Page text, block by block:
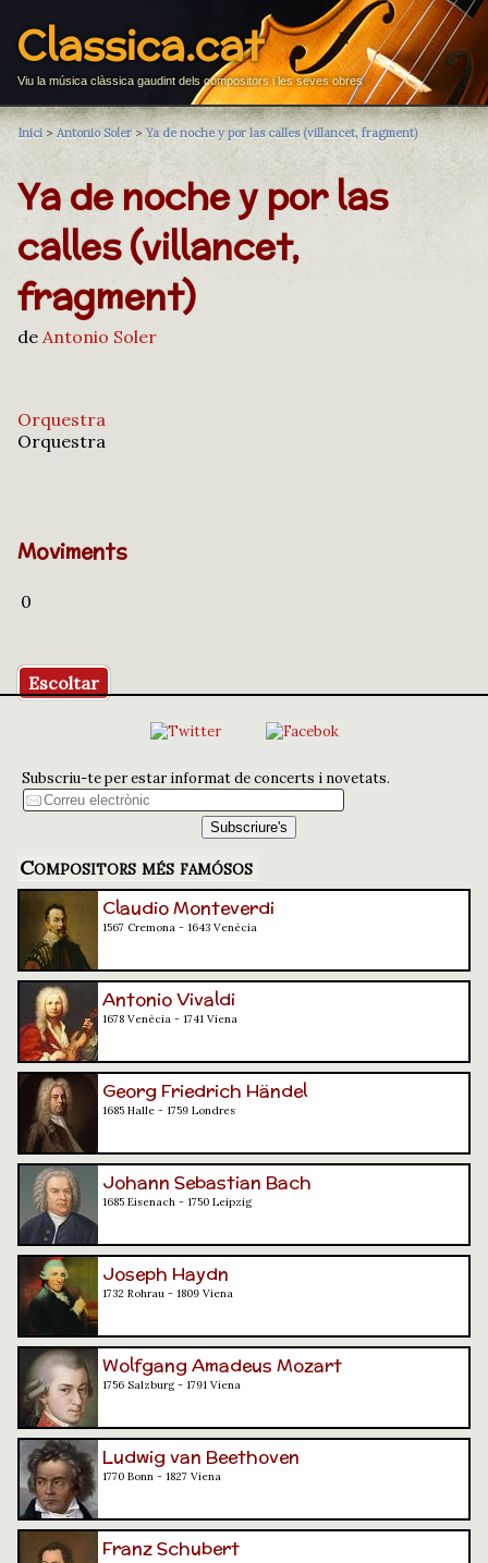
Classica.cat
Viu la música clàssica gaudint dels compositors i les seves obres
Inici > Antonio Soler >Ya de noche y por las calles (villancet, fragment)
Ya de noche y por las
calles (villancet,
fragment)
de Antonio Soler
Orquestra
Orquestra
Moviments
0
Escoltar
Subscriu-te per estar informat de concerts i novetats.
Compositors més famósos
Claudio Monteverdi
1567 Cremona - 1643 Venècia
Antonio Vivaldi
1678 Venècia - 1741 Viena
Georg Friedrich Händel
1685 Halle - 1759 Londres
Johann Sebastian Bach
1685 Eisenach - 1750 Leipzig
Joseph Haydn
1732 Rohrau - 1809 Viena
Wolfgang Amadeus Mozart
1756 Salzburg - 1791 Viena
Ludwig van Beethoven
1770 Bonn - 1827 Viena
Franz Schubert